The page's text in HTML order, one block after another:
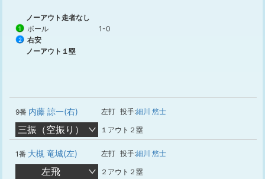
ノーアウト走者なし
1 ボール 1-0
2
右安
ノーアウト１塁
9番 内藤 諒一(右) 左打 投手:細川 悠士
三振（空振り） １アウト２塁
1番 大槻 竜城(左) 左打 投手:細川 悠士
左飛 ２アウト２塁